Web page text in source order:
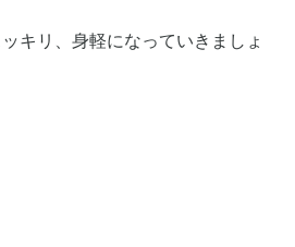
キリ、身軽になっていきましょ